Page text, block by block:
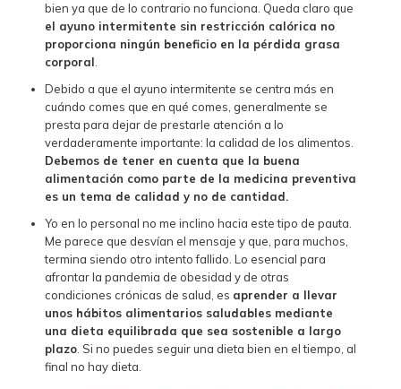
bien ya que de lo contrario no funciona. Queda claro que
el ayuno intermitente sin restricción calórica no
proporciona ningún beneficio en la pérdida grasa
corporal
Debido a que el ayuno intermitente se centra más en
cuándo comes que en qué comes, generalmente se
presta para dejar de prestarle atención a lo
verdaderamente importante: la calidad de los alimentos.
Debemos de tener en cuenta que la buena
alimentación como parte de la medicina preventiva
es un tema de calidad y no de cantidad.
Yo en lo personal no me inclino hacia este tipo de pauta.
Me parece que desvían el mensaje y que, para muchos,
termina siendo otro intento fallido. Lo esencial para
afrontar la pandemia de obesidad y de otras
condiciones crónicas de salud, es aprender a llevar
unos hábitos alimentarios saludables mediante
una dieta equilibrada que sea sostenible a largo
plazo . Si no puedes seguir una dieta bien en el tiempo, al
final no hay dieta.